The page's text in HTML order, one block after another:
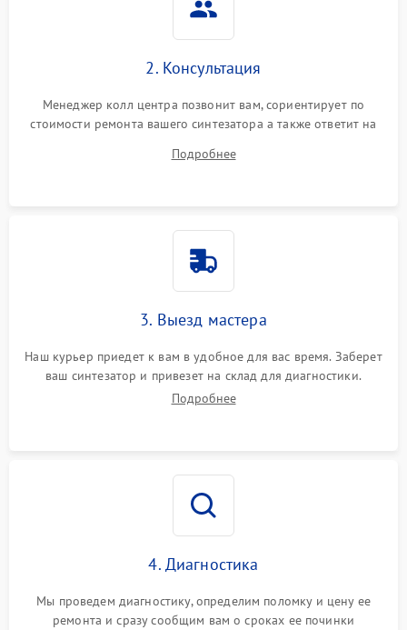
2. Консультация
Менеджер колл центра позвонит вам, сориентирует по
стоимости ремонта вашего синтезатора а также ответит на
Подробнее
3. Выезд мастера
Наш курьер приедет к вам в удобное для вас время. Заберет
ваш синтезатор и привезет на склад для диагностики.
Подробнее
4. Диагностика
Мы проведем диагностику, определим поломку и цену ее
ремонта и сразу сообщим вам о сроках ее починки